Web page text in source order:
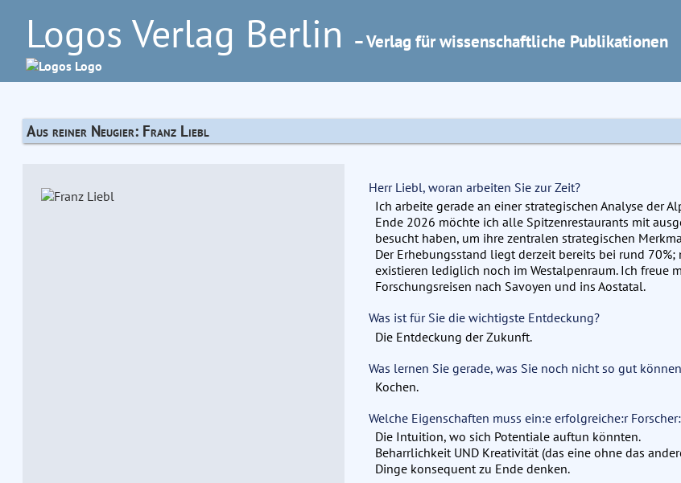
Logos Verlag Berlin – Verlag für wissenschaftliche Publikationen
Aus reiner Neugier: Franz Liebl
Herr Liebl, woran arbeiten Sie zur Zeit?
Ich arbeite gerade an einer strategischen Analyse der
Ende 2026 möchte ich alle Spitzenrestaurants mit
besucht haben, um ihre zentralen strategischen
Der Erhebungsstand liegt derzeit bereits bei rund 70%;
existieren lediglich noch im Westalpenraum. Ich freue
Forschungsreisen nach Savoyen und ins Aostatal.
Was ist für Sie die wichtigste Entdeckung?
Die Entdeckung der Zukunft.
Was lernen Sie gerade, was Sie noch nicht so gut
Kochen.
Welche Eigenschaften muss ein:e erfolgreiche:r
Die Intuition, wo sich Potentiale auftun könnten.
Beharrlichkeit UND Kreativität (das eine ohne das
Dinge konsequent zu Ende denken.